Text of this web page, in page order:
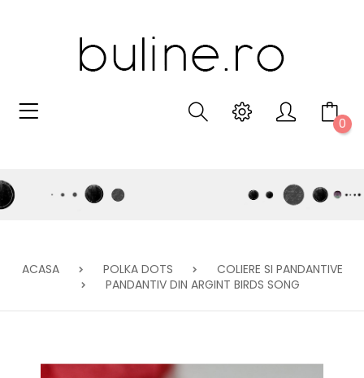
0
ACASA POLKA DOTS
COLIERE SI PANDANTIVE
PANDANTIV DIN ARGINT BIRDS SONG